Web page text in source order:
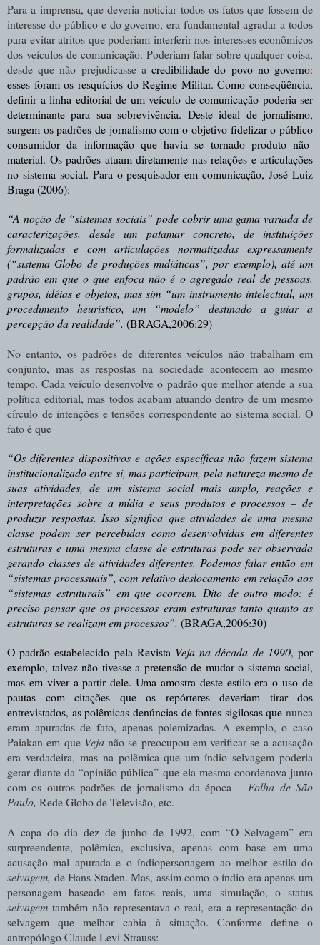
Para a imprensa, que deveria noticiar todos os fatos que fossem de
interesse do público e do governo, era fundamental agradar a todos
para evitar atritos que poderiam interferir nos interesses econômicos
dos veículos de comunicação. Poderiam falar sobre qualquer coisa,
desde que não prejudicasse acredibilidade do povo no governo:
esses foram os resquícios do Regime Militar. Como conseqüência,
definir a linha editorial de um veículo de comunicação poderia ser
determinante para sua sobrevivência. Deste ideal de jornalismo,
surgem os padrões de jornalismo com o objetivo fidelizar o público
consumidor da informação que havia se tornado produto não-
material. Os padrões atuam diretamente nas relações e articulações
no sistema social. Para o pesquisador em comunicação, José Luiz
Braga (2006):
“A noção de “sistemas sociais” pode cobrir uma gama variada de
caracterizações, desde um patamar concreto, de instituições
formalizadas e com articulações normatizadas expressamente
(“sistema Globo de produções midiáticas”, por exemplo), até um
padrão em que o que enfoca não é o agregado real de pessoas,
grupos, idéias e objetos, mas sim “um instrumento intelectual, um
procedimento heurístico, um “modelo” destinado a guiar a
percepção da realidade”. (BRAGA,2006:29)
No entanto, os padrões de diferentes veículos não trabalham em
conjunto, mas as respostas na sociedade acontecem ao mesmo
tempo. Cada veículo desenvolve o padrão que melhor atende a sua
política editorial, mas todos acabam atuando dentro de um mesmo
círculo de intenções e tensões correspondente ao sistema social. O
fato é que
“Os diferentes dispositivos e ações específicasnão fazem sistema
institucionalizado entre si, mas participam, pela natureza mesmo de
suas atividades, de um sistema social mais amplo, reações e
interpretações sobre a mídia e seus produtos e processos– de
produzir respostas. Isso significa que atividades de uma mesma
classe podem ser percebidas como desenvolvidas em diferentes
estruturas e uma mesma classe de estruturas pode ser observada
gerando classes de atividades diferentes. Podemos falar então em
“sistemas processuais”, com relativo deslocamento em relação aos
“sistemas estruturais” em que ocorrem. Dito de outro modo: é
preciso pensar que os processos eram estruturas tanto quanto as
estruturas se realizam em processos”. (BRAGA,2006:30)
O padrão estabelecido pela Revista Veja na década de 1990, por
exemplo, talvez não tivesse a pretensão de mudar o sistema social,
mas em viver a partir dele. Uma amostra deste estilo era o uso de
pautas com citações que os repórteres deveriam tirar dos
entrevistados, as polêmicas denúncias de fontes sigilosas que nunca
eram apuradas de fato, apenas polemizadas. A exemplo, o caso
Paiakan em que Vejanão se preocupou em verificar se a acusação
era verdadeira, mas na polêmica que um índio selvagem poderia
gerar diante da “opinião pública” que ela mesma coordenava junto
com os outros padrões de jornalismo da época – Folha de São
Paulo, Rede Globo de Televisão, etc.
A capa do dia dez de junho de 1992, com “O Selvagem” era
surpreendente, polêmica, exclusiva, apenas com base em uma
acusação mal apurada e o índiopersonagem ao melhor estilo do
selvagem, de Hans Staden. Mas, assim como o índio era apenas um
personagem baseado em fatos reais, uma simulação, o status
selvagemtambém não representava o real, era a representação do
selvagem que melhor cabia à situação. Conforme define o
antropólogo Claude Levi-Strauss: